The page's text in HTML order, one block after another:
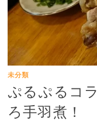
未分類
ぷるぷるコ
ろ手羽煮！